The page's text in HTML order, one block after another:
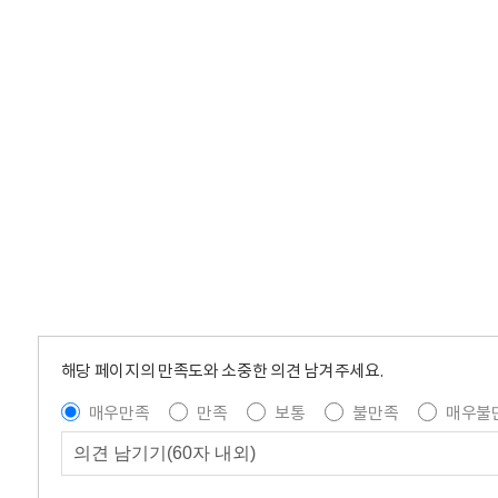
해당 페이지의 만족도와 소중한 의견 남겨주세요.
매우만족
만족 보통 불만족 매우불